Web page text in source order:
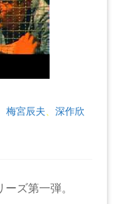
、梅宮辰夫 、深作欣
ズ第一弾。